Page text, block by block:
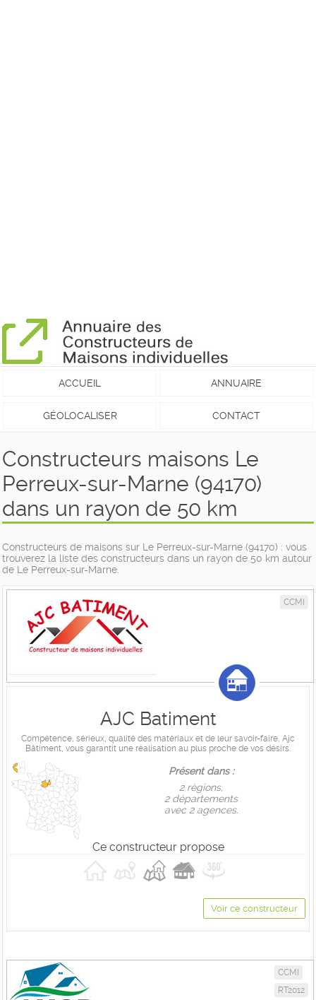
ACCUEIL ANNUAIRE
GÉOLOCALISER CONTACT
Constructeurs maisons Le
Perreux-sur-Marne (94170)
dans un rayon de 50 km
Constructeurs de maisons sur Le Perreux-sur-Marne (94170) : vous
trouverez la liste des constructeurs dans un rayon de 50 km autour
de Le Perreux-sur-Marne.
CCMI
AJC Batiment
Compétence, sérieux, qualité des matériaux et de leur savoir-faire, Ajc
Bâtiment, vous garantit une réalisation au plus proche de vos désirs.
Présent dans :
2 règions,
2 départements
avec 2 agences.
Ce constructeur propose
Voir ce constructeur
CCMI
RT2012